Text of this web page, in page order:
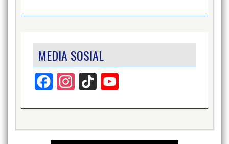
MEDIA SOSIAL
Facebook InstagramTikTok